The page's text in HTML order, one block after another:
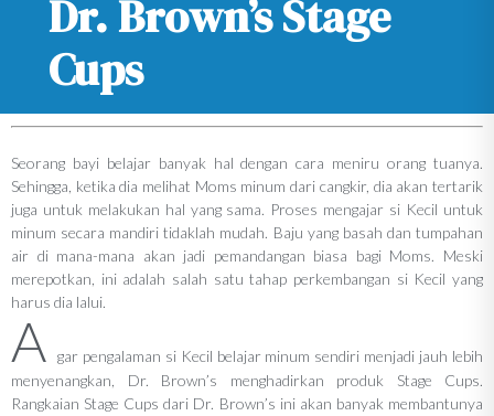
Dr. Brown’s Stage
Cups
Seorang bayi belajar banyak hal dengan cara meniru orang tuanya.
Sehingga, ketika dia melihat Moms minum dari cangkir, dia akan tertarik
juga untuk melakukan hal yang sama. Proses mengajar si Kecil untuk
minum secara mandiri tidaklah mudah. Baju yang basah dan tumpahan
air di mana-mana akan jadi pemandangan biasa bagi Moms. Meski
merepotkan, ini adalah salah satu tahap perkembangan si Kecil yang
harus dia lalui.
A
gar pengalaman si Kecil belajar minum sendiri menjadi jauh lebih
menyenangkan, Dr. Brown’s menghadirkan produk Stage Cups.
Rangkaian Stage Cups dari Dr. Brown’s ini akan banyak membantunya